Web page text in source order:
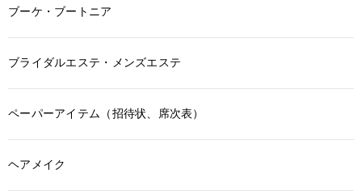
ブーケ・ブートニア
ブライダルエステ・メンズエステ
ペーパーアイテム（招待状、席次表）
ヘアメイク